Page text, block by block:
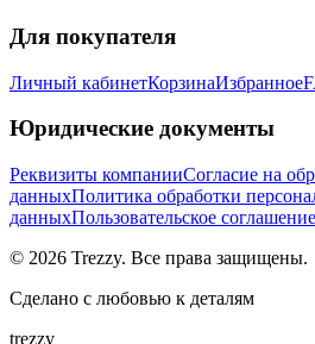
Для покупателя
Личный кабинетКорзинаИзбранное
Юридические документы
Реквизиты компанииСогласие на
данныхПолитика обработки
данныхПользовательское соглашение
© 2026 Trezzy. Все права защищены.
Сделано с любовью к деталям
trezzy